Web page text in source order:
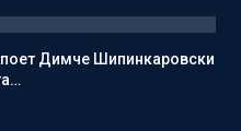
Димче Шипинкаровски